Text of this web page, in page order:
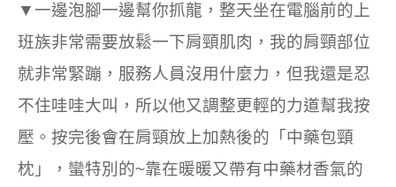
▼一邊泡腳一邊幫你抓龍，整天坐在電腦前的上
班族非常需要放鬆一下肩頸肌肉，我的肩頸部位
就非常緊蹦，服務人員沒用什麼力，但我還是忍
不住哇哇大叫，所以他又調整更輕的力道幫我按
壓。按完後會在肩頸放上加熱後的「中藥包頸
枕」，蠻特別的~靠在暖暖又帶有中藥材香氣的